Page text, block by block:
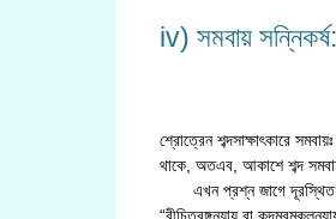
iv) সমবায়
শ্রোত্রেন শব্দসাক্ষাৎকারে
থাকে, অতএব, আকাশে শব্দ সমবায়
এখন প্রশ্ন জাগে দূরস্থিত